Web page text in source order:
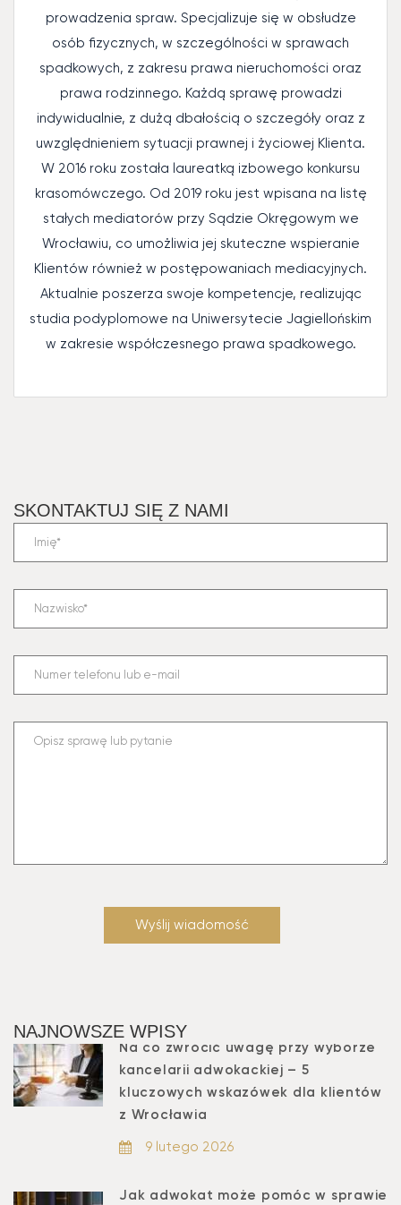
prowadzenia spraw. Specjalizuje się w obsłudze
osób fizycznych, w szczególności w sprawach
spadkowych, z zakresu prawa nieruchomości oraz
prawa rodzinnego. Każdą sprawę prowadzi
indywidualnie, z dużą dbałością o szczegóły oraz z
uwzględnieniem sytuacji prawnej i życiowej Klienta.
W 2016 roku została laureatką izbowego konkursu
krasomówczego. Od 2019 roku jest wpisana na listę
stałych mediatorów przy Sądzie Okręgowym we
Wrocławiu, co umożliwia jej skuteczne wspieranie
Klientów również w postępowaniach mediacyjnych.
Aktualnie poszerza swoje kompetencje, realizując
studia podyplomowe na Uniwersytecie Jagiellońskim
w zakresie współczesnego prawa spadkowego.
SKONTAKTUJ SIĘ Z NAMI
NAJNOWSZE WPISY
Na co zwrócić uwagę przy wyborze
kancelarii adwokackiej – 5
kluczowych wskazówek dla klientów
z Wrocławia
9 lutego 2026
Jak adwokat może pomóc w sprawie